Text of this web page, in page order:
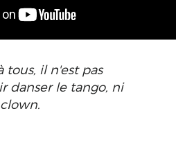
tous, il n'est pas
danser le tango, ni